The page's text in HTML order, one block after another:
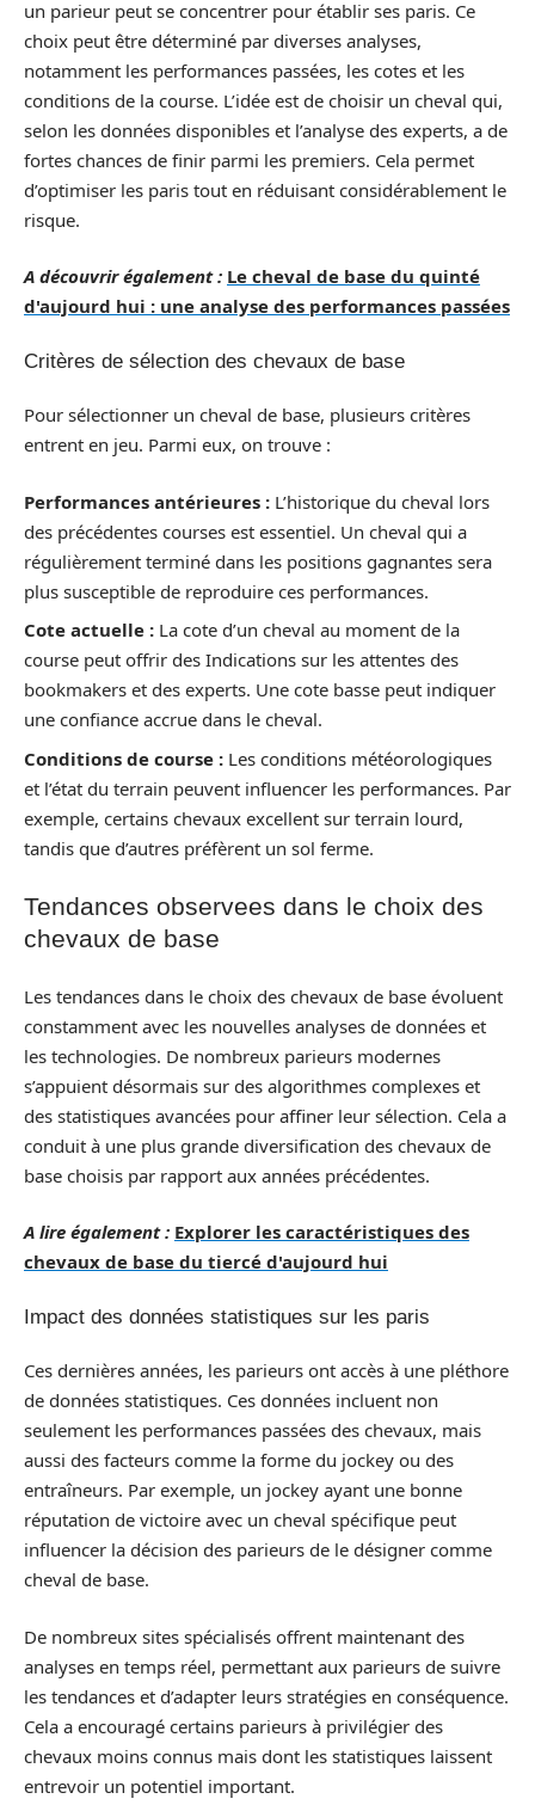
un parieur peut se concentrer pour établir ses paris. Ce
choix peut être déterminé par diverses analyses,
notamment les performances passées, les cotes et les
conditions de la course. L’idée est de choisir un cheval qui,
selon les données disponibles et l’analyse des experts, a de
fortes chances de finir parmi les premiers. Cela permet
d’optimiser les paris tout en réduisant considérablement le
risque.
A découvrir également : Le cheval de base du quinté
d'aujourd hui : une analyse des performances passées
Critères de sélection des chevaux de base
Pour sélectionner un cheval de base, plusieurs critères
entrent en jeu. Parmi eux, on trouve :
Performances antérieures : L’historique du cheval lors
des précédentes courses est essentiel. Un cheval qui a
régulièrement terminé dans les positions gagnantes sera
plus susceptible de reproduire ces performances.
Cote actuelle : La cote d’un cheval au moment de la
course peut offrir des Indications sur les attentes des
bookmakers et des experts. Une cote basse peut indiquer
une confiance accrue dans le cheval.
Conditions de course : Les conditions météorologiques
et l’état du terrain peuvent influencer les performances. Par
exemple, certains chevaux excellent sur terrain lourd,
tandis que d’autres préfèrent un sol ferme.
Tendances observees dans le choix des
chevaux de base
Les tendances dans le choix des chevaux de base évoluent
constamment avec les nouvelles analyses de données et
les technologies. De nombreux parieurs modernes
s’appuient désormais sur des algorithmes complexes et
des statistiques avancées pour affiner leur sélection. Cela a
conduit à une plus grande diversification des chevaux de
base choisis par rapport aux années précédentes.
A lire également : Explorer les caractéristiques des
chevaux de base du tiercé d'aujourd hui
Impact des données statistiques sur les paris
Ces dernières années, les parieurs ont accès à une pléthore
de données statistiques. Ces données incluent non
seulement les performances passées des chevaux, mais
aussi des facteurs comme la forme du jockey ou des
entraîneurs. Par exemple, un jockey ayant une bonne
réputation de victoire avec un cheval spécifique peut
influencer la décision des parieurs de le désigner comme
cheval de base.
De nombreux sites spécialisés offrent maintenant des
analyses en temps réel, permettant aux parieurs de suivre
les tendances et d’adapter leurs stratégies en conséquence.
Cela a encouragé certains parieurs à privilégier des
chevaux moins connus mais dont les statistiques laissent
entrevoir un potentiel important.